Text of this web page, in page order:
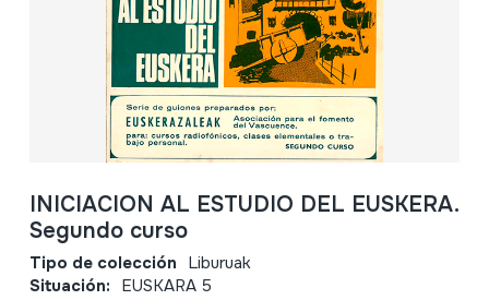
INICIACION AL ESTUDIO DEL EUSKERA.
Segundo curso
Tipo de colección Liburuak
Situación: EUSKARA 5